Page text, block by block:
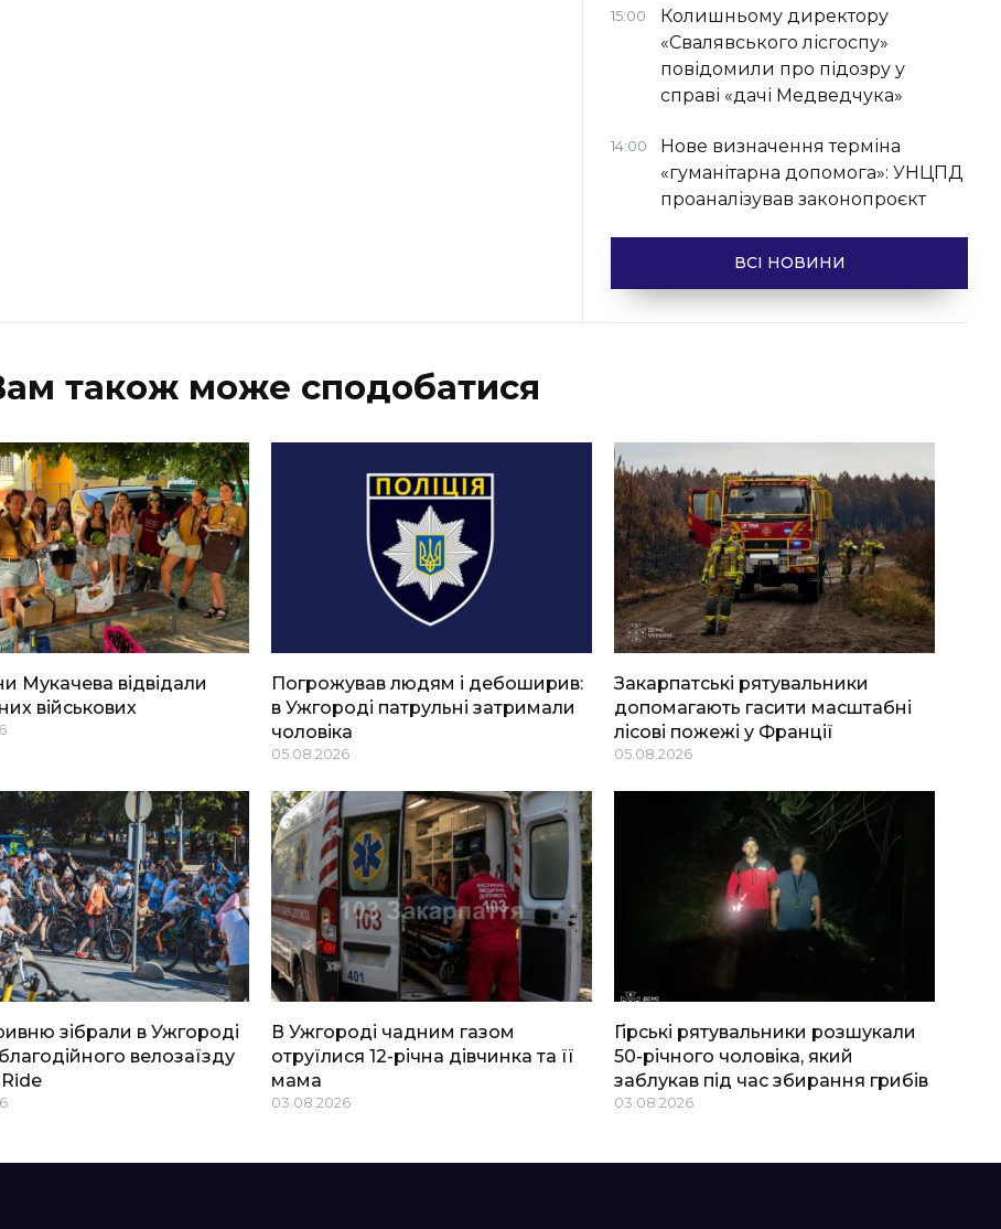
15:00
Колишньому директору
«Свалявського лісгоспу»
повідомили про підозру у
справі «дачі Медведчука»
14:00
Нове визначення терміна
«гуманітарна допомога»: УНЦПД
проаналізував законопроєкт
ВСІ НОВИНИ
також може сподобатися
Мукачева відвідали
військових
Погрожував людям і дебоширив:
в Ужгороді патрульні затримали
чоловіка
05.08.2026
Закарпатські рятувальники
допомагають гасити масштабні
лісові пожежі у Франції
05.08.2026
зібрали в Ужгороді
велозаїзду
В Ужгороді чадним газом
отруїлися 12-річна дівчинка та її
мама
03.08.2026
Гірські рятувальники розшукали
50-річного чоловіка, який
заблукав під час збирання грибів
03.08.2026